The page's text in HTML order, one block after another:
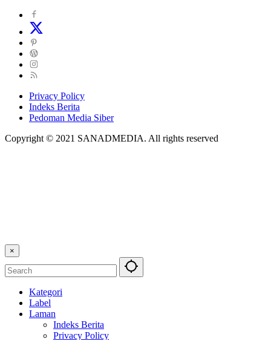
Privacy Policy
Indeks Berita
Pedoman Media Siber
Copyright © 2021 SANADMEDIA. All rights reserved
×
Kategori
Label
Laman
Indeks Berita
Privacy Policy